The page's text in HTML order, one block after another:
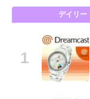
デイリー